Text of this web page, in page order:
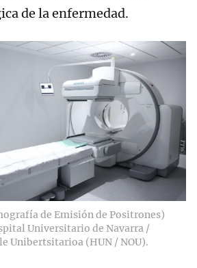
de la enfermedad.
de Emisión de Positrones)
Universitario de Navarra /
Unibertsitarioa (HUN / NOU).